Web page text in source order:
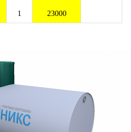
1 23000